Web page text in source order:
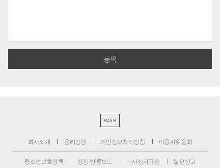
PC버전
회사소개 윤리강령 개인정보처리방침 이용자위원회
청소년보호정책 정정·반론보도 기사심의규정 불편신고